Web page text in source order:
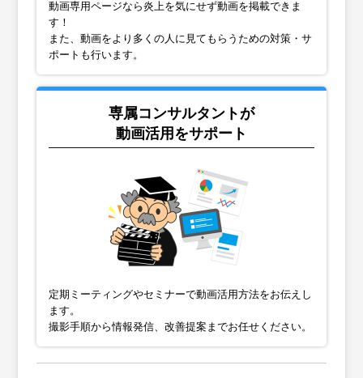
動画専用ページなら炎上を気にせず動画を掲載できま
す！
また、動画をより多くの人に見てもらうための対策・サ
ポートも行います。
専属コンサルタントが
動画活用をサポート
定期ミーティングやセミナーで動画活用方法をお伝えし
ます。
撮影手順から情報発信、改善提案までお任せください。